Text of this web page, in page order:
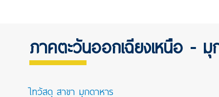
ไทวัสดุ สาขา มุกดาหาร
ภาคตะวันออกเฉียงเหนือ - มุ